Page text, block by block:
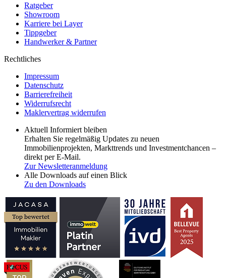
Ratgeber
Showroom
Karriere bei Layer
Tippgeber
Handwerker & Partner
Rechtliches
Impressum
Datenschutz
Barrierefreiheit
Widerrufsrecht
Maklervertrag widerrufen
Aktuell Informiert bleiben
Erhalten Sie regelmäßig Updates zu neuen
Immobilienprojekten, Markttrends und Investmentchancen –
direkt per E-Mail.
Zur Newsletteranmeldung
Alle Downloads auf einen Blick
Zu den Downloads